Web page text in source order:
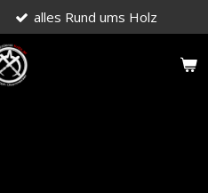
alles Rund ums Holz